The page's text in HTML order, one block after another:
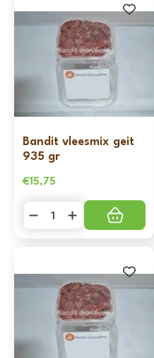
Bandit vleesmix geit
935 gr
€15,75
vleesmix